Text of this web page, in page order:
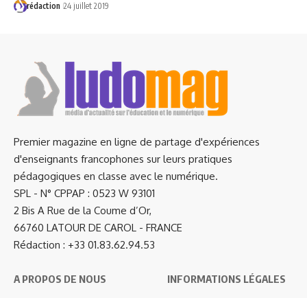
rédaction 24 juillet 2019
Premier magazine en ligne de partage d'expériences
d'enseignants francophones sur leurs pratiques
pédagogiques en classe avec le numérique.
SPL - N° CPPAP : 0523 W 93101
2 Bis A Rue de la Coume d’Or,
66760 LATOUR DE CAROL - FRANCE
Rédaction : +33 01.83.62.94.53
A PROPOS DE NOUS INFORMATIONS LÉGALES